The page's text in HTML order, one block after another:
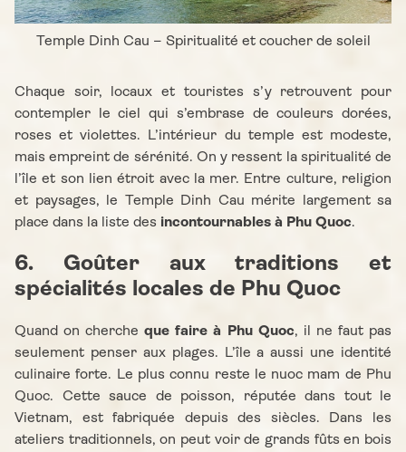
Temple Dinh Cau – Spiritualité et coucher de soleil
Chaque soir, locaux et touristes s’y retrouvent pour
contempler le ciel qui s’embrase de couleurs dorées,
roses et violettes. L’intérieur du temple est modeste,
mais empreint de sérénité. On y ressent la spiritualité de
l’île et son lien étroit avec la mer. Entre culture, religion
et paysages, le Temple Dinh Cau mérite largement sa
place dans la liste des incontournables à Phu Quoc.
6. Goûter aux traditions et
spécialités locales de Phu Quoc
Quand on chercheque faire à Phu Quoc, il ne faut pas
seulement penser aux plages. L’île a aussi une identité
culinaire forte. Le plus connu reste le nuoc mam de Phu
Quoc. Cette sauce de poisson, réputée dans tout le
Vietnam, est fabriquée depuis des siècles. Dans les
ateliers traditionnels, on peut voir de grands fûts en bois